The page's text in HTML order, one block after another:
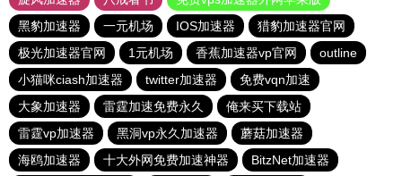
黑豹加速器
一元机场 IOS加速器
猎豹加速器官网
极光加速器官网
1元机场 香蕉加速器vp官网
outline
小猫咪ciash加速器
twitter加速器
免费vqn加速
大象加速器
雷霆加速免费永久
俺来买下载站
雷霆vp加速器
黑洞vp永久加速器
蘑菇加速器
海鸥加速器
十大外网免费加速神器 BitzNet加速器